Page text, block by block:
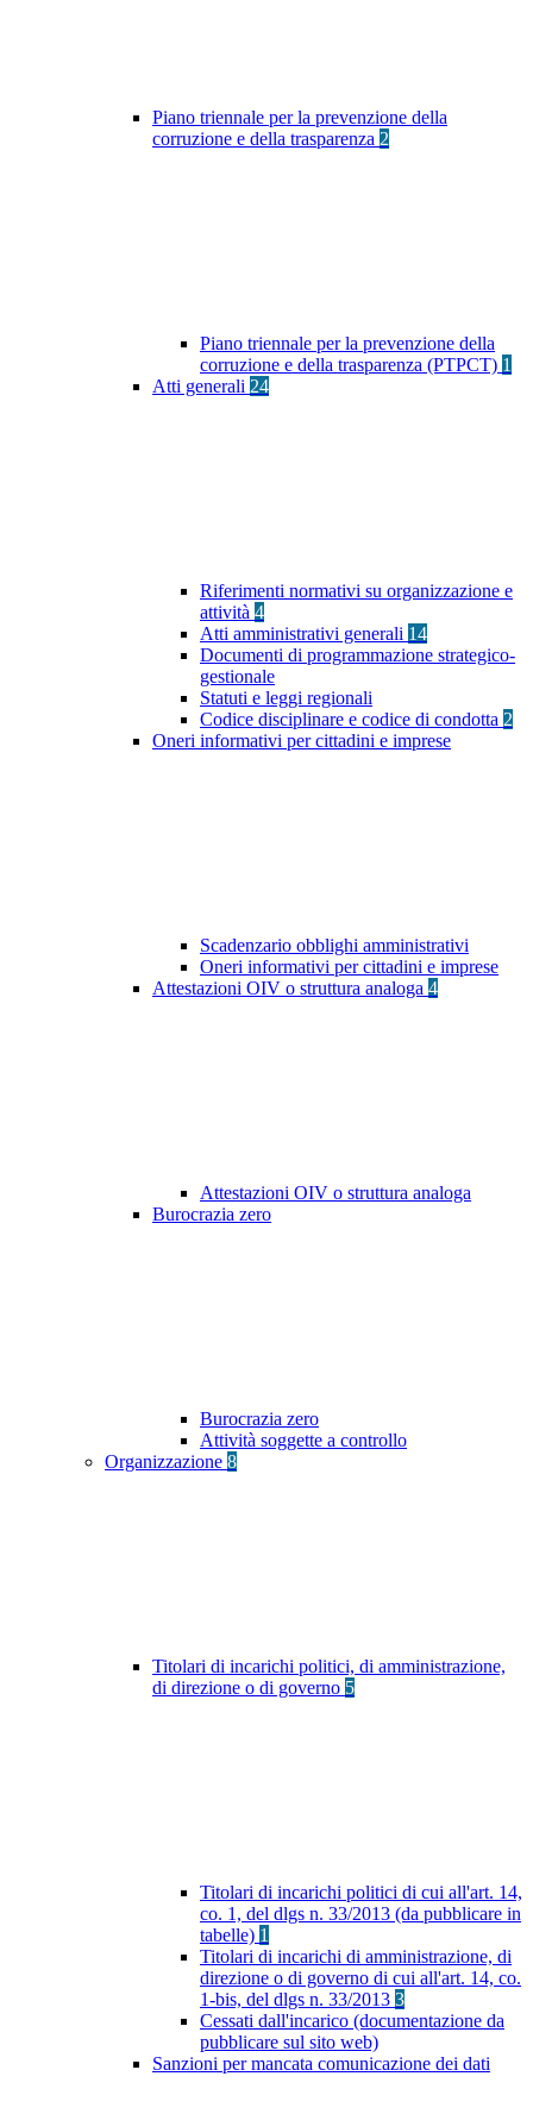
Piano triennale per la prevenzione della
corruzione e della trasparenza 2
Piano triennale per la prevenzione della
corruzione e della trasparenza (PTPCT) 1
Atti generali 24
Riferimenti normativi su organizzazione e
attività 4
Atti amministrativi generali 14
Documenti di programmazione strategico-
gestionale
Statuti e leggi regionali
Codice disciplinare e codice di condotta 2
Oneri informativi per cittadini e imprese
Scadenzario obblighi amministrativi
Oneri informativi per cittadini e imprese
Attestazioni OIV o struttura analoga 4
Attestazioni OIV o struttura analoga
Burocrazia zero
Burocrazia zero
Attività soggette a controllo
Organizzazione 8
Titolari di incarichi politici, di amministrazione,
di direzione o di governo 5
Titolari di incarichi politici di cui all'art. 14,
co. 1, del dlgs n. 33/2013 (da pubblicare in
tabelle) 1
Titolari di incarichi di amministrazione, di
direzione o di governo di cui all'art. 14, co.
1-bis, del dlgs n. 33/2013 3
Cessati dall'incarico (documentazione da
pubblicare sul sito web)
Sanzioni per mancata comunicazione dei dati